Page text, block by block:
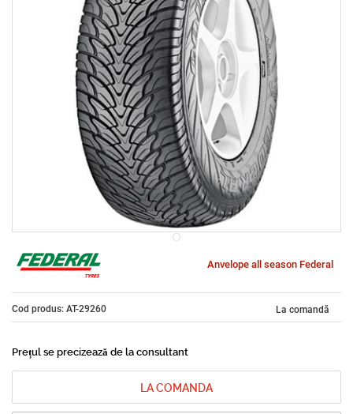
Anvelope all season Federal
Cod produs: AT-29260 La comandă
Prețul se precizează de la consultant
LA COMANDA